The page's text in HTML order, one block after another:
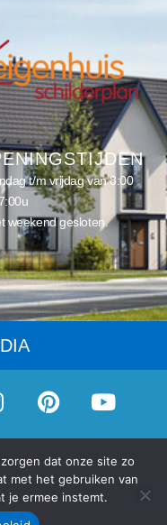
t/m vrijdag van 8:00
weekend gesloten.
vanEigenhuis
Privacybeleid en cookies|
of onderhoud zijn
dat onze site zo
met het gebruiken van
je ermee instemt.